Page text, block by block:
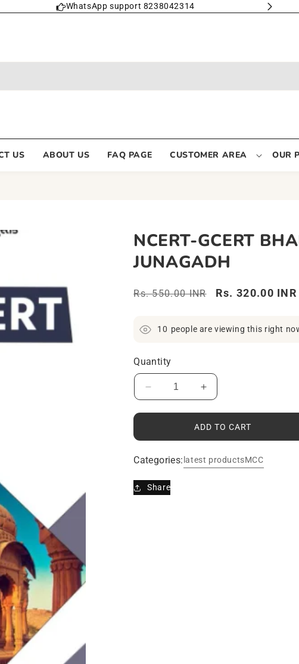
WhatsApp support 8238042314
US ABOUT US FAQ PAGE CUSTOMER AREA OUR
NCERT-GCERT
JUNAGADH
Regular
Rs. 550.00 INR
Sale
Rs. 320.00 INR
10 people are viewing this right
Quantity
Decrease
GCERT
BHARAT
ITIHAS
MCC
JUNAGADH
Increase
NCERT-
GCERT
BHARAT
ITIHAS
ADD TO CART
Categories: latest productsMCC
Share